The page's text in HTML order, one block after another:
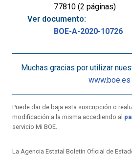
77810 (2 páginas)
Ver documento:
BOE-A-2020-10726
Muchas gracias por utilizar
www.boe.es
Puede dar de baja esta suscripción o
modificación a la misma accediendo al
servicio Mi BOE.
La Agencia Estatal Boletín Oficial de